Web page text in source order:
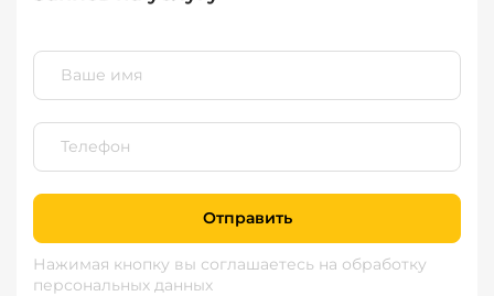
Отправить
Нажимая кнопку вы соглашаетесь на обработку
персональных данных